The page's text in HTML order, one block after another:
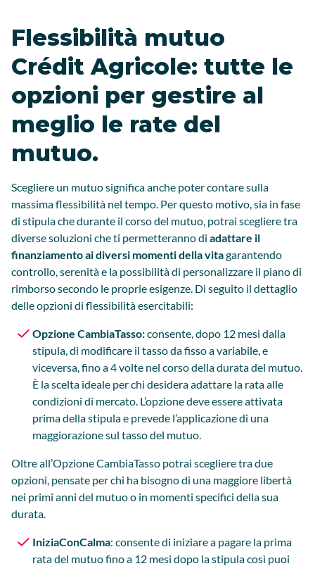
Flessibilità mutuo
Crédit Agricole: tutte le
opzioni per gestire al
meglio le rate del
mutuo.
Scegliere un mutuo significa anche poter contare sulla
massima flessibilità nel tempo. Per questo motivo, sia in fase
di stipula che durante il corso del mutuo, potrai scegliere tra
diverse soluzioni che ti permetteranno di adattare il
finanziamento ai diversi momenti della vitagarantendo
controllo, serenità e la possibilità di personalizzare il piano di
rimborso secondo le proprie esigenze. Di seguito il dettaglio
delle opzioni di flessibilità esercitabili:
Opzione CambiaTasso:consente, dopo 12 mesi dalla
stipula, di modificare il tasso da fisso a variabile, e
viceversa, fino a 4 volte nel corso della durata del mutuo.
È la scelta ideale per chi desidera adattare la rata alle
condizioni di mercato. L’opzione deve essere attivata
prima della stipula e prevede l’applicazione di una
maggiorazione sul tasso del mutuo.
Oltre all’Opzione CambiaTasso potrai scegliere tra due
opzioni, pensate per chi ha bisogno di una maggiore libertà
nei primi anni del mutuo o in momenti specifici della sua
durata.
IniziaConCalma: consente di iniziare a pagare la prima
rata del mutuo fino a 12 mesi dopo la stipula così puoi